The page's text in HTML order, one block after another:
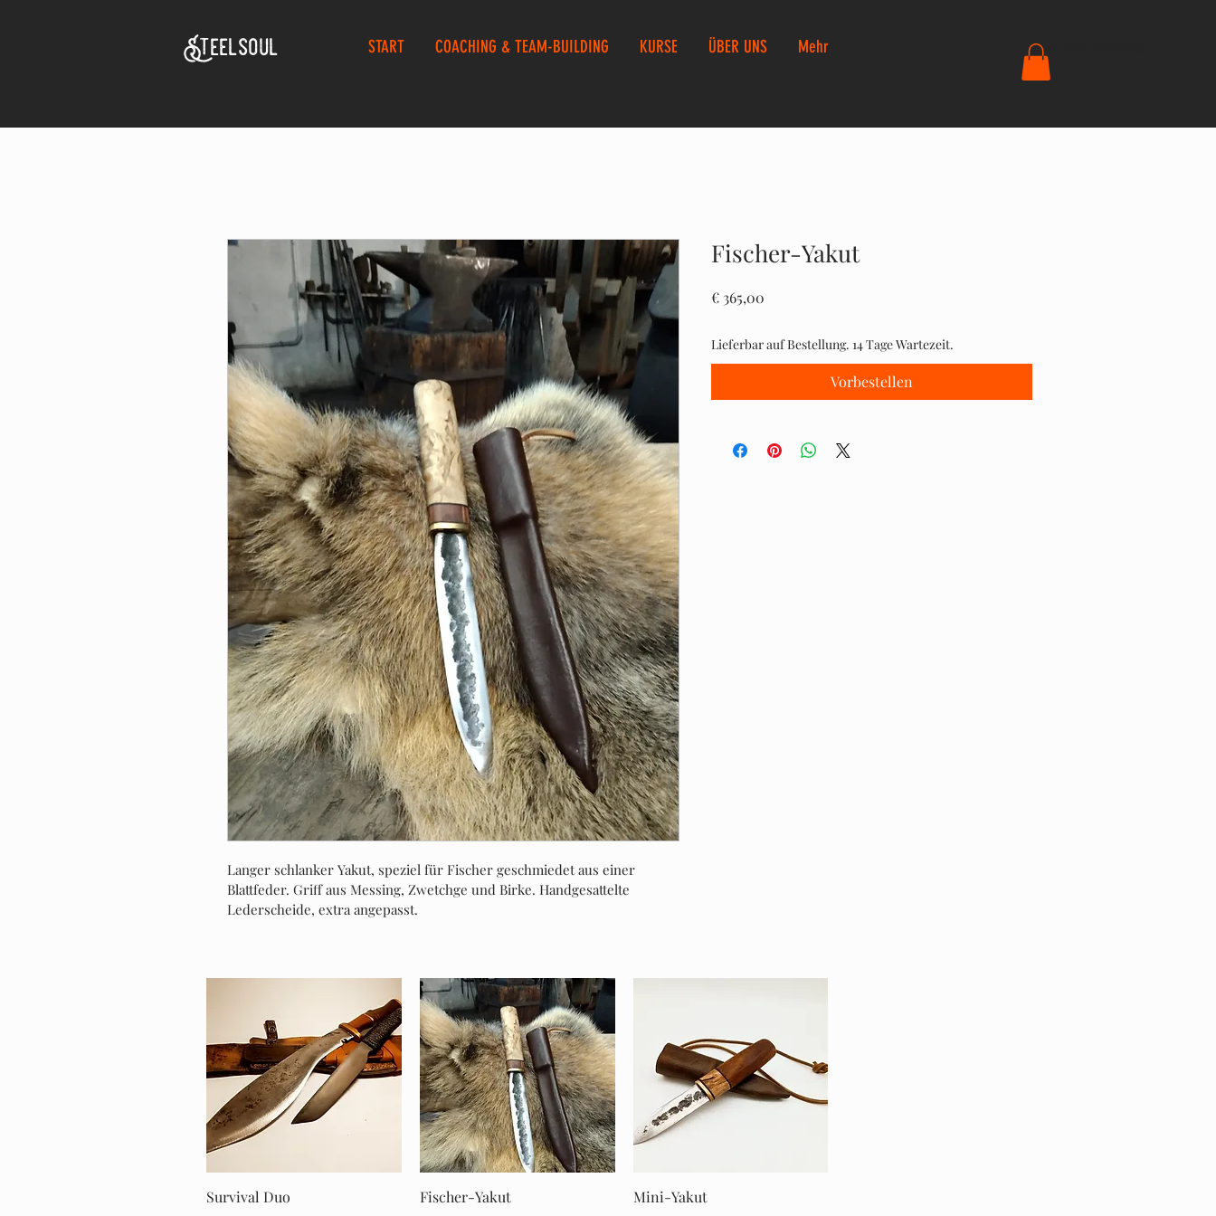
Steelsoul START COACHING & TEAM-BUILDING KURSE ÜBER UNS Mehr +43 677 61329583
Langer schlanker Yakut, speziel für Fischer geschmiedet aus einer
Blattfeder. Griff aus Messing, Zwetchge und Birke. Handgesattelte
Lederscheide, extra angepasst.
Fischer-Yakut
€ 365,00Preis
Lieferbar auf Bestellung. 14 Tage Wartezeit.
Vorbestellen
Schnellansicht
Survival Duo
Schnellansicht
Fischer-Yakut
Schnellansicht
Mini-Yakut